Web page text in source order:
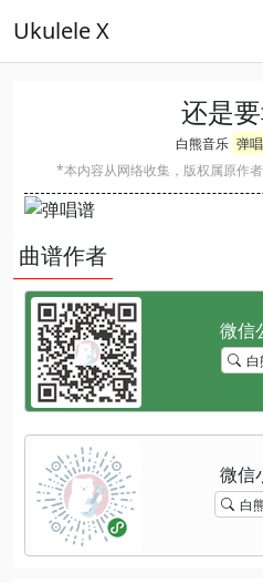
Ukulele X
还是
白熊音乐 弹唱
*本内容从网络收集，版权属原作
曲谱作者
白